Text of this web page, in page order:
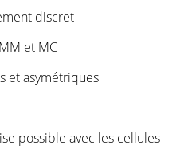
discret
et MC
et asymétriques
possible avec les cellules